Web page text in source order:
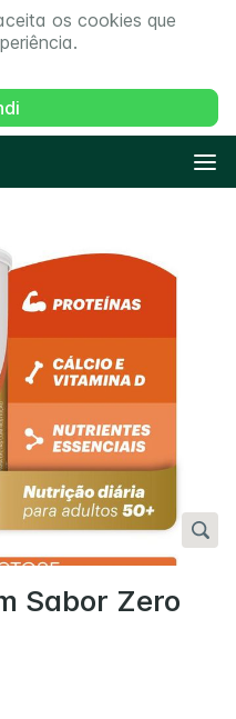
os cookies que
Sabor Zero